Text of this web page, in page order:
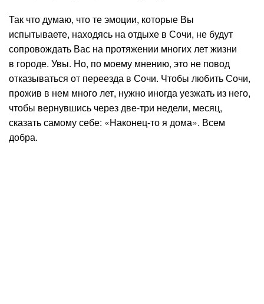
Так что думаю, что те эмоции, которые Вы
испытываете, находясь на отдыхе в Сочи, не будут
сопровождать Вас на протяжении многих лет жизни
в городе. Увы. Но, по моему мнению, это не повод
отказываться от переезда в Сочи. Чтобы любить Сочи,
прожив в нем много лет, нужно иногда уезжать из него,
чтобы вернувшись через две-три недели, месяц,
сказать самому себе: «Наконец-то я дома». Всем
добра.